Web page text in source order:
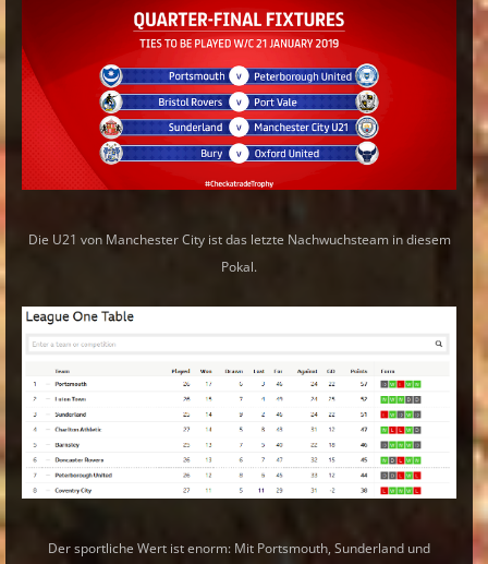
Die U21 von Manchester City ist das letzte Nachwuchsteam in diesem
Pokal.
Der sportliche Wert ist enorm: Mit Portsmouth, Sunderland und